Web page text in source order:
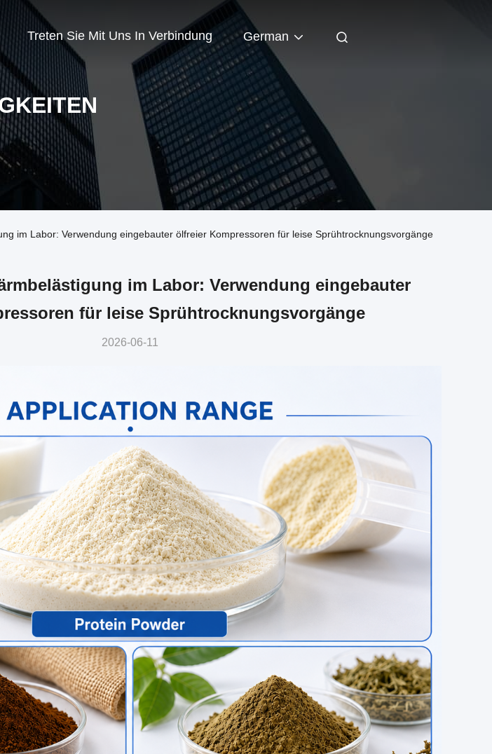
Treten Sie Mit Uns In Verbindung German
im Labor: Verwendung eingebauter ölfreier Kompressoren für leise Sprühtrocknungsvorgänge
im Labor: Verwendung eingebauter
für leise Sprühtrocknungsvorgänge
2026-06-11